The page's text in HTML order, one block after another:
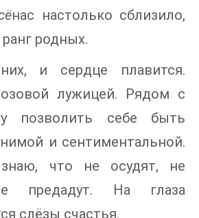
нас настолько сблизило,
родных.
и сердце плавится.
лужицей. Рядом с
позволить себе быть
и сентиментальной.
что не осудят, не
предадут. На глаза
слёзы счастья.